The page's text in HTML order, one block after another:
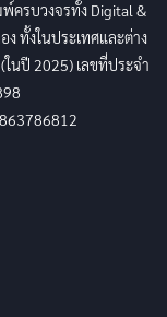
ครบวงจรทั้ง Digital &
ทั้งในประเทศและต่าง
นปี 2025) เลขที่ประจำ